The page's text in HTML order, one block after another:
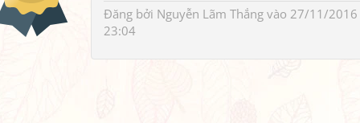
Đăng bởi Nguyễn Lãm Thắng vào 27/11/2016
23:04